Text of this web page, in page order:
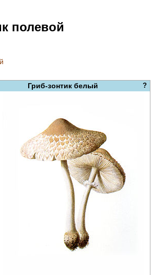
полевой
?
Гриб-зонтик белый